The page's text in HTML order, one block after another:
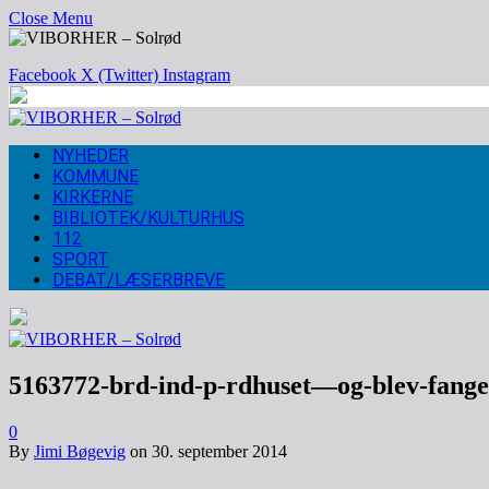
Close Menu
Facebook X (Twitter) Instagram
NYHEDER
KOMMUNE
KIRKERNE
BIBLIOTEK/KULTURHUS
112
SPORT
DEBAT/LÆSERBREVE
5163772-brd-ind-p-rdhuset—og-blev-
0
By Jimi Bøgevig on 30. september 2014